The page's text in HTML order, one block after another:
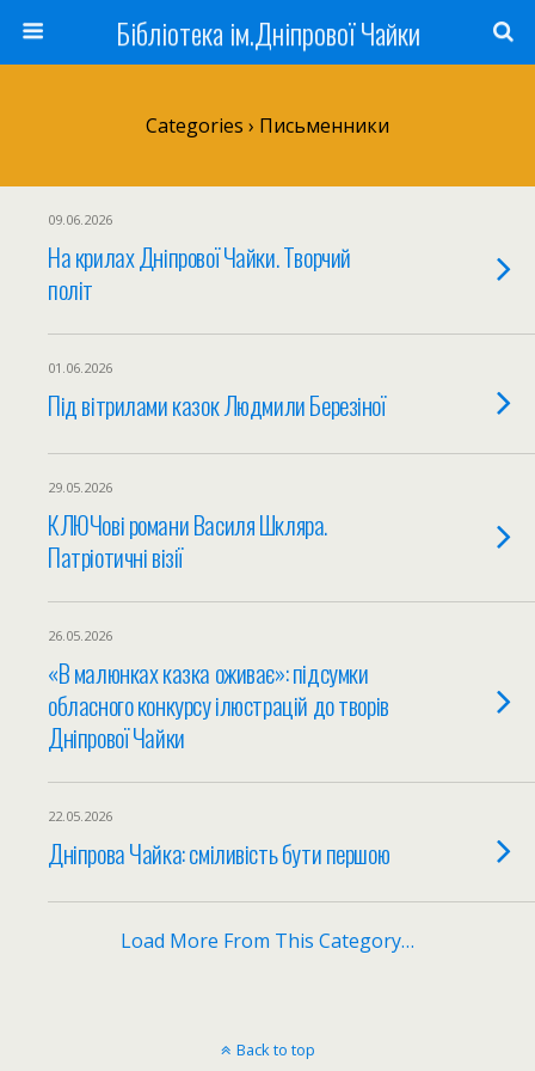
Бібліотека ім.Дніпрової Чайки
Categories › Письменники
09.06.2026
На крилах Дніпрової Чайки. Творчий
політ
01.06.2026
Під вітрилами казок Людмили Березіної
29.05.2026
КЛЮЧові романи Василя Шкляра.
Патріотичні візії
26.05.2026
«В малюнках казка оживає»: підсумки
обласного конкурсу ілюстрацій до творів
Дніпрової Чайки
22.05.2026
Дніпрова Чайка: сміливість бути першою
Load More From This Category…
Back to top